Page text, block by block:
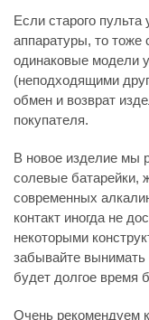
Если старого
аппаратуры, то тоже
одинаковые модели
(неподходящими
обмен и возврат
покупателя.
В новое изделие мы
солевые батарейки,
современных
контакт иногда не
некоторыми
забывайте вынимать
будет долгое время
Очень рекомендуем